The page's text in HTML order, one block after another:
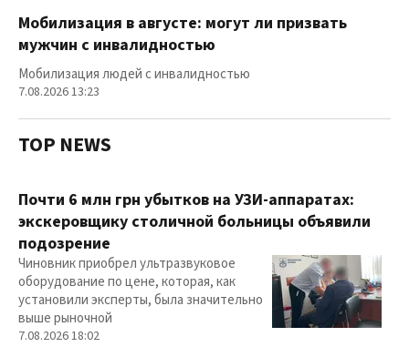
Мобилизация в августе: могут ли призвать
мужчин с инвалидностью
Мобилизация людей с инвалидностью
7.08.2026 13:23
TOP NEWS
Почти 6 млн грн убытков на УЗИ-аппаратах:
экскеровщику столичной больницы объявили
подозрение
Чиновник приобрел ультразвуковое
оборудование по цене, которая, как
установили эксперты, была значительно
выше рыночной
7.08.2026 18:02